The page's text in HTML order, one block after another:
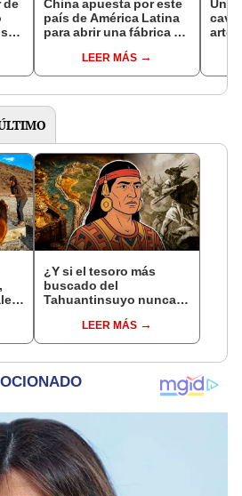
de
China apuesta por este
país de América Latina
para abrir una fábrica de
tecnología de punta:
promete transformar el
LEER MÁS
Un
de
¿Y si el tesoro más
buscado del
Tahuantinsuyo nunca
pensaban? Una nueva
teoría reabre el misterio
LEER MÁS